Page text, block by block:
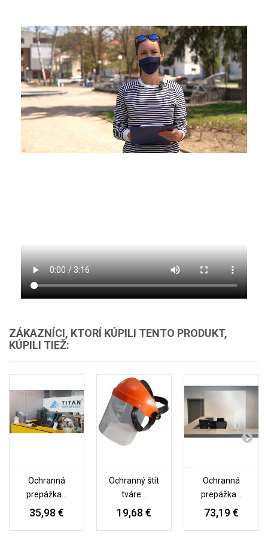
ZÁKAZNÍCI, KTORÍ KÚPILI TENTO PRODUKT,
KÚPILI TIEŽ:
Ochranná
prepážka...
35,98 €
Ochranný štít
tváre...
19,68 €
Ochranná
prepážka...
73,19 €